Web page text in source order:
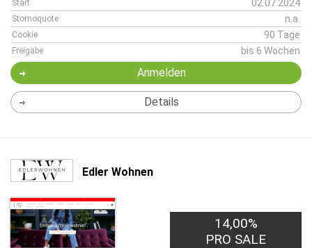
Start 02.07.2024
Stornoquote n.a.
Cookie 90 Tage
Freigabe bis 6 Wochen
Anmelden
Details
Edler Wohnen
14,00%
PRO SALE